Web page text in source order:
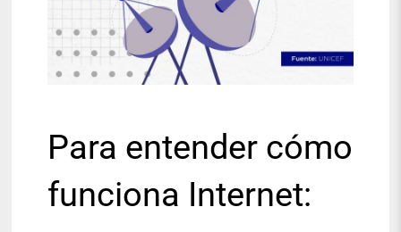
Para entender cómo
funciona Internet: